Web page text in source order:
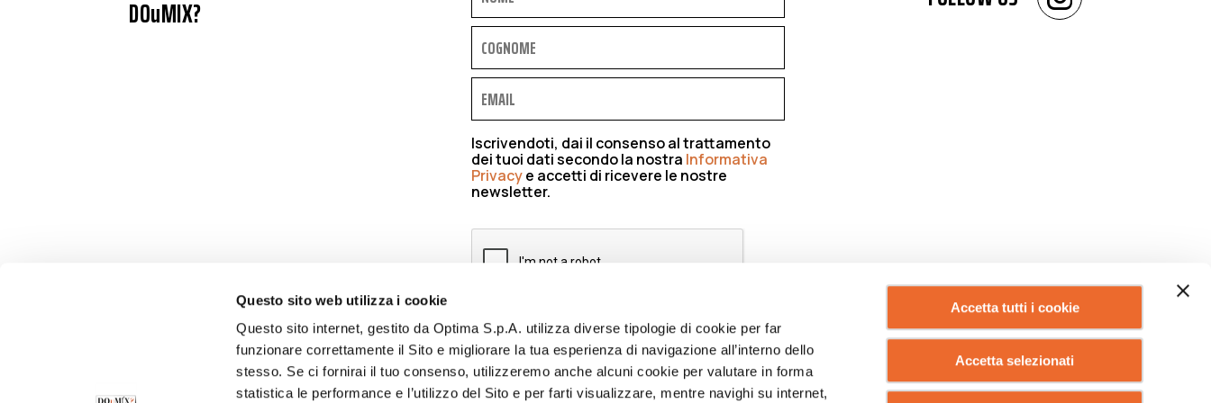
Questo sito web utilizza i cookie
Questo sito internet, gestito da Optima S.p.A. utilizza diverse tipologie di cookie per far
funzionare correttamente il Sito e migliorare la tua esperienza di navigazione all’interno dello
stesso. Se ci fornirai il tuo consenso, utilizzeremo anche alcuni cookie per valutare in forma
statistica le performance e l’utilizzo del Sito e per farti visualizzare, mentre navighi su internet,
Accetta tutti i cookie
Accetta selezionati
DOuMIX?
Iscrivendoti, dai il consenso al trattamento
dei tuoi dati secondo la nostra Informativa
Privacye accetti di ricevere le nostre
newsletter.
ISCRIVIMI